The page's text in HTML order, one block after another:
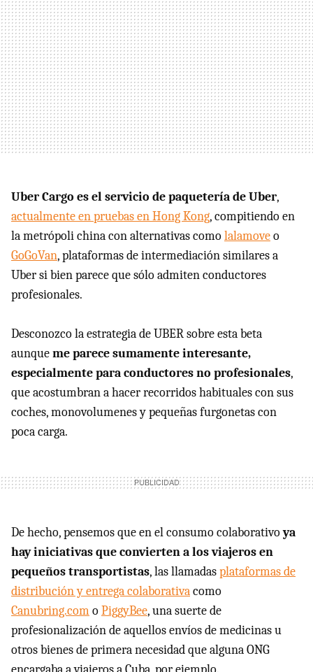
Uber Cargo es el servicio de paquetería de Uber,
actualmente en pruebas en Hong Kong, compitiendo en
la metrópoli china con alternativas comolalamoveo
GoGoVan, plataformas de intermediación similares a
Uber si bien parece que sólo admiten conductores
profesionales.
Desconozco la estrategia de UBER sobre esta beta
aunqueme parece sumamente interesante,
especialmente para conductores no profesionales,
que acostumbran a hacer recorridos habituales con sus
coches, monovolumenes y pequeñas furgonetas con
poca carga.
De hecho, pensemos que en el consumo colaborativoya
hay iniciativas que convierten a los viajeros en
pequeños transportistas, las llamadasplataformas de
distribución y entrega colaborativacomo
Canubring.comoPiggyBee, una suerte de
profesionalización de aquellos envíos de medicinas u
otros bienes de primera necesidad que alguna ONG